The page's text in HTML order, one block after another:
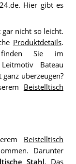
Hier gibt es
nicht so leicht.
Produktdetails.
finden Sie im
Bateau
überzeugen?
Beistelltisch
Beistelltisch
Darunter
Stahl. Das